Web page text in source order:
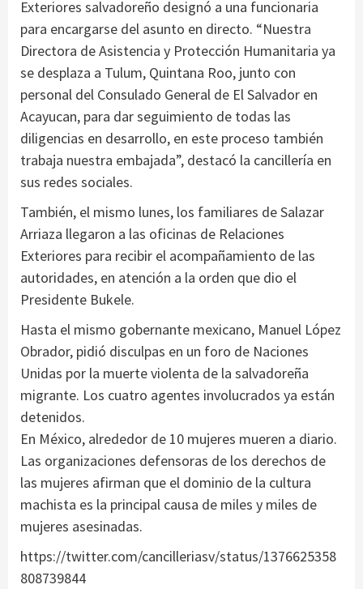
Exteriores salvadoreño designó a una funcionaria
para encargarse del asunto en directo. “Nuestra
Directora de Asistencia y Protección Humanitaria ya
se desplaza a Tulum, Quintana Roo, junto con
personal del Consulado General de El Salvador en
Acayucan, para dar seguimiento de todas las
diligencias en desarrollo, en este proceso también
trabaja nuestra embajada”, destacó la cancillería en
sus redes sociales.
También, el mismo lunes, los familiares de Salazar
Arriaza llegaron a las oficinas de Relaciones
Exteriores para recibir el acompañamiento de las
autoridades, en atención a la orden que dio el
Presidente Bukele.
Hasta el mismo gobernante mexicano, Manuel López
Obrador, pidió disculpas en un foro de Naciones
Unidas por la muerte violenta de la salvadoreña
migrante. Los cuatro agentes involucrados ya están
detenidos.
En México, alrededor de 10 mujeres mueren a diario.
Las organizaciones defensoras de los derechos de
las mujeres afirman que el dominio de la cultura
machista es la principal causa de miles y miles de
mujeres asesinadas.
https://twitter.com/cancilleriasv/status/1376625358
808739844